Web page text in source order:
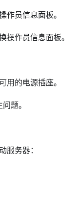
作员信息面板。
操作员信息面板。
用的电源插座。
题。
服务器：